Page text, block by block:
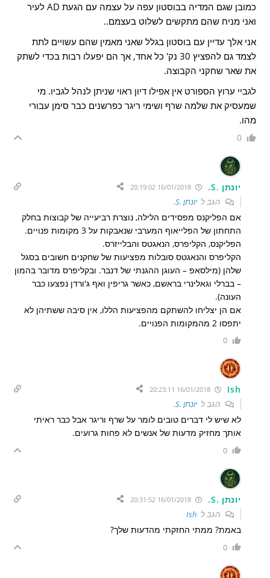
כמובן שגם המדיה בבוסטון עפה על עצמה עם הגעת AD לעיר
ואני מניח שהם מתקשים לשלוט בעצמם..
אני אלך עדיין עם בוסטון בגלל שאני מאמין שהם עשויים לתת
לצמד גם להפציץ 30 נק' כל אחד, אך הם יפעלו רבות בכדי לשתק
את שאר שחקני הקבוצה.
לגביי ערוץ הספורט אין אפילו דיון ראוי שניתן לנהל לגביו. מי
שמעסיק את שלמה שרף ושימי ריגר כפרשנים כבר סימן עבורי
מהו.
0
יונתן .S.
הגב ליונתן .S.
אם הפליקנס מפסידים הלילה, נוצרת רביעייה של קבוצות בחלק
התחתון של הפלייאוף המערבי שנאבקות על 3 מקומות פנויים.
הפליקנס, הקליפרס, הנאגטס והבלייזרס.
הקליפרס והנאגטס סובלות מפציעות של שחקנים חשובים בסגל
שלהן (מילסאפ – העוגן ההגנתי של דנבר. ובקליפרס מדובר בהמון
– בברלי וגאלינרי בראשם, כאשר גריפין ואף ג'ורדן נפצעו כבר
העונה).
אם הן יצליחו להשתקם מהפציעות הללו, אין סיבה ששתיהן לא
יתפסו 2 מהמקומות הפנויים.
0
Ish
הגב ליונתן .S.
לא שיש לי דברים טובים לומר על שרף וריגר אבל כבר ראיתי
אותך מחזיק מדעות של אנשים לא פחות גרועים.
0
יונתן .S.
הגב ל Ish
באמת? ממתי החזקתי מהדעות שלך?
0